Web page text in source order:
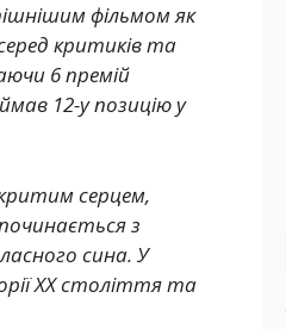
фільмом як
критиків та
6 премій
12-у позицію у
серцем,
з
сина. У
XX століття та